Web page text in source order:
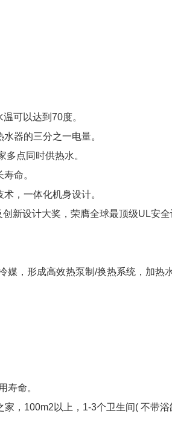
可以达到70度。
器的三分之一电量。
点同时供热水。
命。
，一体化机身设计。
设计大奖，荣膺全球最顶级UL安全
，形成高效热泵制/换热系统，加热
命。
100m2以上，1-3个卫生间( 不带浴